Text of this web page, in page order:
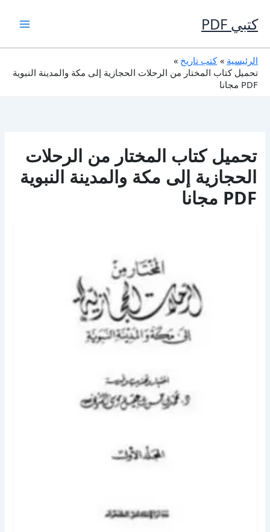
إلى
المحتوى
كتبي PDF
الرئيسية
كتب تاريخ
تحميل كتاب المختار من الرحلات الحجازية إلى مكة والمدينة النبوية
PDF مجانا
تحميل كتاب المختار من الرحلات
الحجازية إلى مكة والمدينة النبوية
PDF مجانا